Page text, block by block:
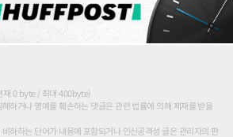
재 0 byte / 최대 400byte)
하거나 명예를 훼손하는 댓글은 관련 법률에 의해 제재를 받을
하하는 단어가 내용에 포함되거나 인신공격성 글은 관리자의 판